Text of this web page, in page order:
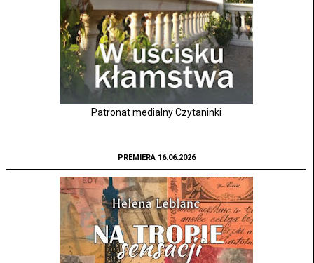
Patronat medialny Czytaninki
PREMIERA 16.06.2026